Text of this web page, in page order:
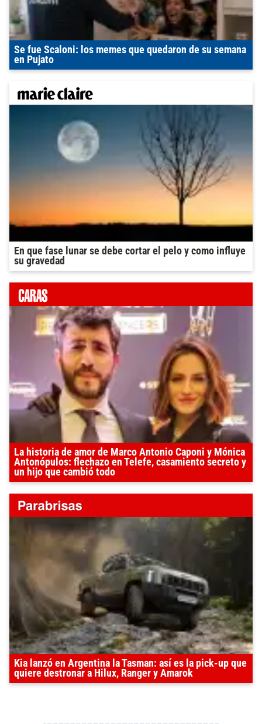
Se fue Scaloni: los memes que quedaron de su semana
en Pujato
En que fase lunar se debe cortar el pelo y como influye
su gravedad
La historia de amor de Marco Antonio Caponi y Mónica
Antonópulos: flechazo en Telefe, casamiento secreto y
un hijo que cambió todo
Kia lanzó en Argentina la Tasman: así es la pick-up que
quiere destronar a Hilux, Ranger y Amarok